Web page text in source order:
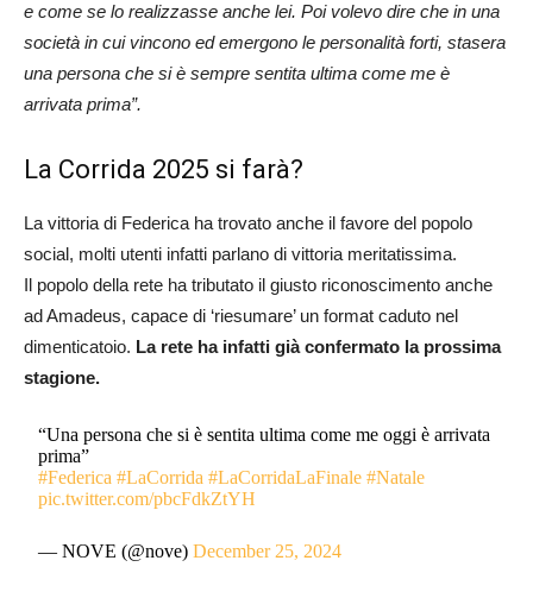
e come se lo realizzasse anche lei. Poi volevo dire che in una
società in cui vincono ed emergono le personalità forti, stasera
una persona che si è sempre sentita ultima come me è
arrivata prima”.
La Corrida 2025 si farà?
La vittoria di Federica ha trovato anche il favore del popolo
social, molti utenti infatti parlano di vittoria meritatissima.
Il popolo della rete ha tributato il giusto riconoscimento anche
ad Amadeus, capace di ‘riesumare’ un format caduto nel
dimenticatoio. La rete ha infatti già confermato la prossima
stagione.
“Una persona che si è sentita ultima come me oggi è arrivata
prima”
#Federica #LaCorrida #LaCorridaLaFinale #Natale
pic.twitter.com/pbcFdkZtYH
— NOVE (@nove)December 25, 2024